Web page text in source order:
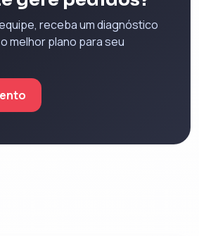
receba um diagnóstico
melhor plano para seu